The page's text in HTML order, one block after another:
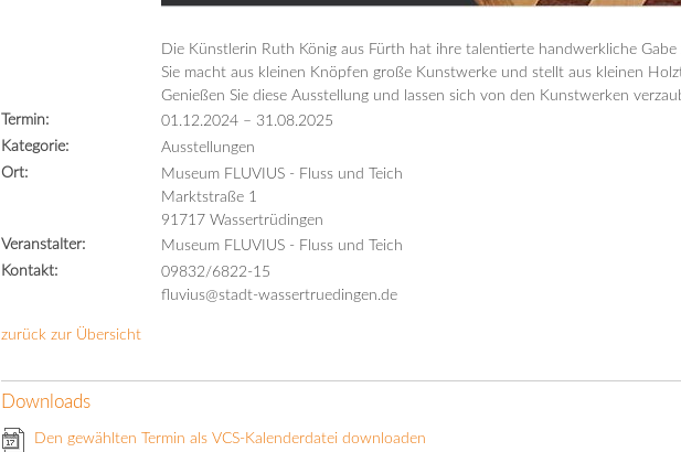
Die Künstlerin Ruth König aus Fürth hat ihre talentierte handwerkliche
Sie macht aus kleinen Knöpfen große Kunstwerke und stellt aus kleinen
Genießen Sie diese Ausstellung und lassen sich von den Kunstwerken
Termin:
01.12.2024– 31.08.2025
Kategorie:
Ausstellungen
Ort:
Museum FLUVIUS - Fluss und Teich
Marktstraße 1
91717 Wassertrüdingen
Veranstalter:
Museum FLUVIUS - Fluss und Teich
Kontakt:
09832/6822-15
fluvius@stadt-wassertruedingen.de
zurück zur Übersicht
Downloads
Den gewählten Termin als VCS-Kalenderdatei downloaden